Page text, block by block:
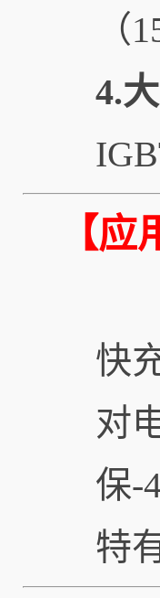
（
4.
【
快
对
保-
特